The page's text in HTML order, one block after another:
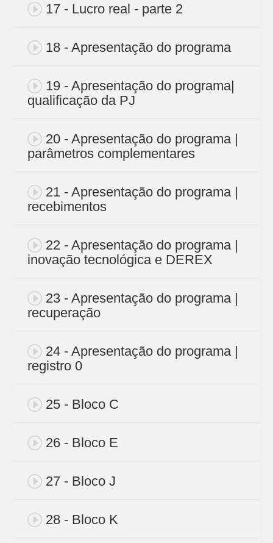
17 - Lucro real - parte 2
18 - Apresentação do programa
19 - Apresentação do programa|
qualificação da PJ
20 - Apresentação do programa |
parâmetros complementares
21 - Apresentação do programa |
recebimentos
22 - Apresentação do programa |
inovação tecnológica e DEREX
23 - Apresentação do programa |
recuperação
24 - Apresentação do programa |
registro 0
25 - Bloco C
26 - Bloco E
27 - Bloco J
28 - Bloco K